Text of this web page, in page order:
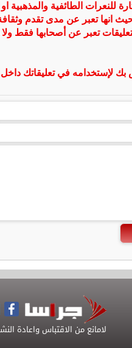
للنعرات الطائفية والمذهبية
انها تعبر عن مدى تقدم
تعبر عن أصحابها فقط
لإستخدامه في تعليقاتك داخل
لامانع من الاقتباس واعادة